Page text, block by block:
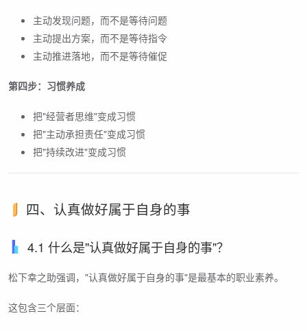
主动发现问题，而不是等待问题
主动提出方案，而不是等待指令
主动推进落地，而不是等待催促
第四步：习惯养成
把"经营者思维"变成习惯
把"主动承担责任"变成习惯
把"持续改进"变成习惯
四、认真做好属于自身的事
4.1 什么是"认真做好属于自身的事"？
松下幸之助强调，"认真做好属于自身的事"是最基本的职业素养。
这包含三个层面：